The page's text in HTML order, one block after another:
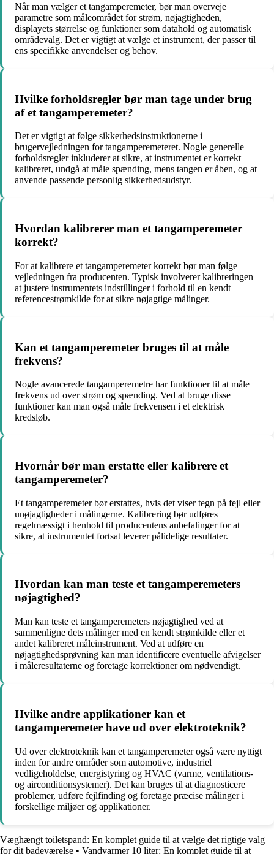
Når man vælger et tangamperemeter, bør man overveje
parametre som måleområdet for strøm, nøjagtigheden,
displayets størrelse og funktioner som datahold og automatisk
områdevalg. Det er vigtigt at vælge et instrument, der passer til
ens specifikke anvendelser og behov.
Hvilke forholdsregler bør man tage under brug
af et tangamperemeter?
Det er vigtigt at følge sikkerhedsinstruktionerne i
brugervejledningen for tangamperemeteret. Nogle generelle
forholdsregler inkluderer at sikre, at instrumentet er korrekt
kalibreret, undgå at måle spænding, mens tangen er åben, og at
anvende passende personlig sikkerhedsudstyr.
Hvordan kalibrerer man et tangamperemeter
korrekt?
For at kalibrere et tangamperemeter korrekt bør man følge
vejledningen fra producenten. Typisk involverer kalibreringen
at justere instrumentets indstillinger i forhold til en kendt
referencestrømkilde for at sikre nøjagtige målinger.
Kan et tangamperemeter bruges til at måle
frekvens?
Nogle avancerede tangamperemetre har funktioner til at måle
frekvens ud over strøm og spænding. Ved at bruge disse
funktioner kan man også måle frekvensen i et elektrisk
kredsløb.
Hvornår bør man erstatte eller kalibrere et
tangamperemeter?
Et tangamperemeter bør erstattes, hvis det viser tegn på fejl eller
unøjagtigheder i målingerne. Kalibrering bør udføres
regelmæssigt i henhold til producentens anbefalinger for at
sikre, at instrumentet fortsat leverer pålidelige resultater.
Hvordan kan man teste et tangamperemeters
nøjagtighed?
Man kan teste et tangamperemeters nøjagtighed ved at
sammenligne dets målinger med en kendt strømkilde eller et
andet kalibreret måleinstrument. Ved at udføre en
nøjagtighedsprøvning kan man identificere eventuelle afvigelser
i måleresultaterne og foretage korrektioner om nødvendigt.
Hvilke andre applikationer kan et
tangamperemeter have ud over elektroteknik?
Ud over elektroteknik kan et tangamperemeter også være nyttigt
inden for andre områder som automotive, industriel
vedligeholdelse, energistyring og HVAC (varme, ventilations-
og airconditionsystemer). Det kan bruges til at diagnosticere
problemer, udføre fejlfinding og foretage præcise målinger i
forskellige miljøer og applikationer.
Væghængt toiletspand: En komplet guide til at vælge det rigtige valg
for dit badeværelse • Vandvarmer 10 liter: En komplet guide til at